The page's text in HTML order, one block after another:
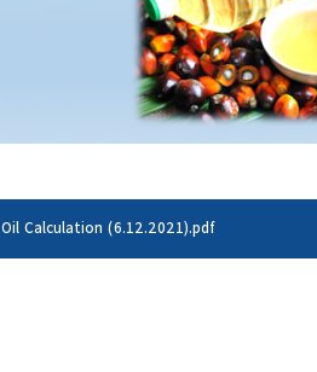
Oil Calculation (6.12.2021).pdf